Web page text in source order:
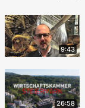
9:43
26:58